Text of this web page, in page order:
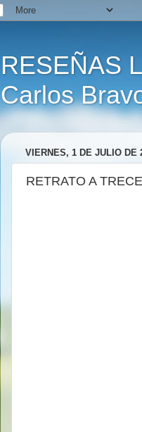
RESEÑAS
Carlos
VIERNES, 1 DE JULIO DE
RETRATO A